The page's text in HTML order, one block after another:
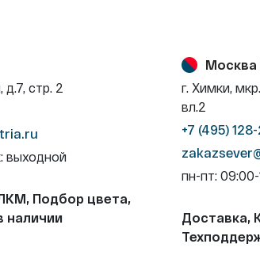
д.7, стр. 2
выходной
Подбор цвета,
наличии
Москва
г. Химки,
вл.2
+7 (495)
пн-пт:
Доставка,